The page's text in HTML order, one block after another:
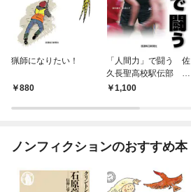
猟師になりたい！
880
「人間力」で闘う 佐
久長聖高校駅伝部 強
さの理由
1,100
ノンフィクションのおすすめ本